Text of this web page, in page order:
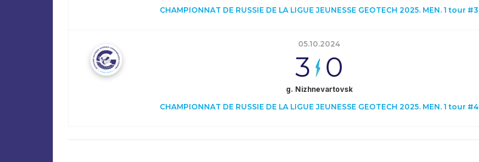
CHAMPIONNAT DE RUSSIE DE LA LIGUE JEUNESSE GEOTECH 2025. MEN. 1 tour #3
05.10.2024
3 0
g. Nizhnevartovsk
CHAMPIONNAT DE RUSSIE DE LA LIGUE JEUNESSE GEOTECH 2025. MEN. 1 tour #4